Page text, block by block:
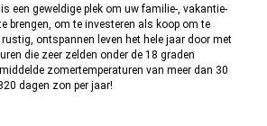
een geweldige plek om uw familie-, vakantie-
brengen, om te investeren als koop om te
ontspannen leven het hele jaar door met
die zeer zelden onder de 18 graden
zomertemperaturen van meer dan 30
dagen zon per jaar!